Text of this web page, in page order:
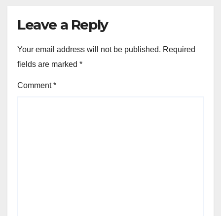
Leave a Reply
Your email address will not be published. Required
fields are marked *
Comment*